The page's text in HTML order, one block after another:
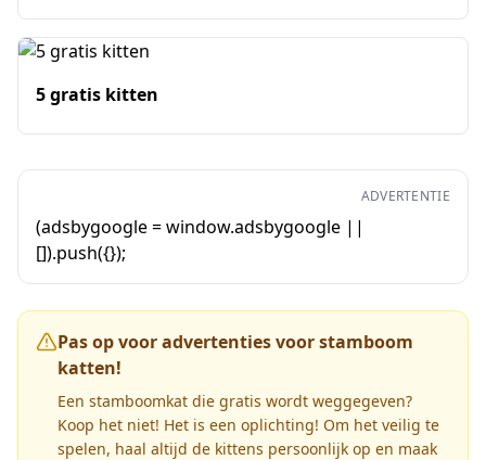
5 gratis kitten
ADVERTENTIE
(adsbygoogle = window.adsbygoogle ||
[]).push({});
Pas op voor advertenties voor stamboom
katten!
Een stamboomkat die gratis wordt weggegeven?
Koop het niet! Het is een oplichting! Om het veilig te
spelen, haal altijd de kittens persoonlijk op en maak